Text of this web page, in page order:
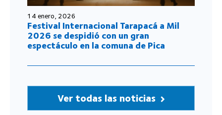
14 enero, 2026
Festival Internacional Tarapacá a Mil
2026 se despidió con un gran
espectáculo en la comuna de Pica
Ver todas las noticias